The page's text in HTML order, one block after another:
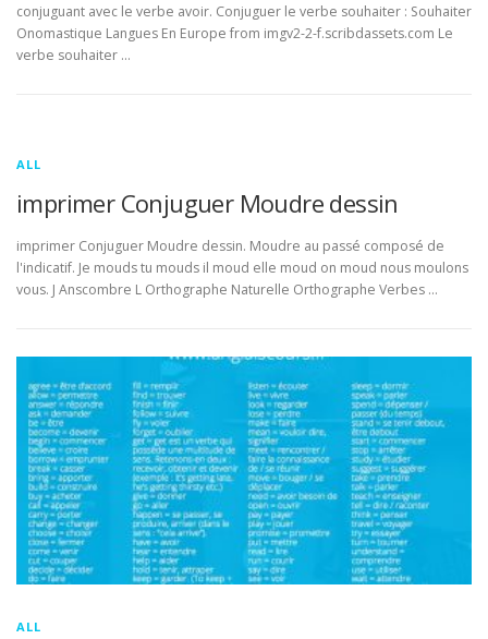
conjuguant avec le verbe avoir. Conjuguer le verbe souhaiter : Souhaiter
Onomastique Langues En Europe from imgv2-2-f.scribdassets.com Le
verbe souhaiter …
ALL
imprimer Conjuguer Moudre dessin
imprimer Conjuguer Moudre dessin. Moudre au passé composé de
l'indicatif. Je mouds tu mouds il moud elle moud on moud nous moulons
vous. J Anscombre L Orthographe Naturelle Orthographe Verbes …
ALL